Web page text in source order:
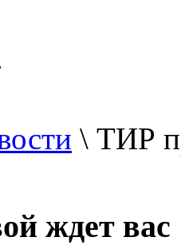
\ ТИР
ждет вас